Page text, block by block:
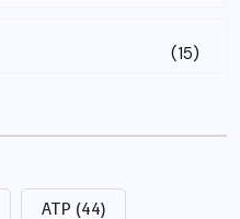
(15)
ATP (44)